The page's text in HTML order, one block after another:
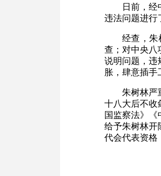
日前，
违法问题进行
经查，
查；对中央八
说明问题，违
胀，肆意插手
朱树林严
十八大后不收
国监察法》
给予朱树林开
代会代表资格